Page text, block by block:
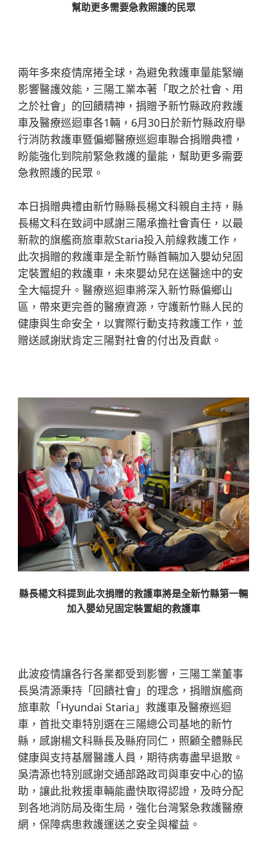
幫助更多需要急救照護的民眾
兩年多來疫情席捲全球，為避免救護車量能緊繃
影響醫護效能，三陽工業本著「取之於社會、用
之於社會」的回饋精神，捐贈予新竹縣政府救護
車及醫療巡迴車各1輛，6月30日於新竹縣政府舉
行消防救護車暨偏鄉醫療巡迴車聯合捐贈典禮，
盼能強化到院前緊急救護的量能，幫助更多需要
急救照護的民眾。
本日捐贈典禮由新竹縣縣長楊文科親自主持，縣
長楊文科在致詞中感謝三陽承擔社會責任，以最
新款的旗艦商旅車款Staria投入前線救護工作，
此次捐贈的救護車是全新竹縣首輛加入嬰幼兒固
定裝置組的救護車，未來嬰幼兒在送醫途中的安
全大幅提升。醫療巡迴車將深入新竹縣偏鄉山
區，帶來更完善的醫療資源，守護新竹縣人民的
健康與生命安全，以實際行動支持救護工作，並
贈送感謝狀肯定三陽對社會的付出及貢獻。
縣長楊文科提到此次捐贈的救護車將是全新竹縣第一輛
加入嬰幼兒固定裝置組的救護車
此波疫情讓各行各業都受到影響，三陽工業董事
長吳清源秉持「回饋社會」的理念，捐贈旗艦商
旅車款「Hyundai Staria」救護車及醫療巡迴
車，首批交車特別選在三陽總公司基地的新竹
縣，感謝楊文科縣長及縣府同仁，照顧全體縣民
健康與支持基層醫護人員，期待病毒盡早退散。
吳清源也特別感謝交通部路政司與車安中心的協
助，讓此批救援車輛能盡快取得認證，及時分配
到各地消防局及衛生局，強化台灣緊急救護醫療
網，保障病患救護運送之安全與權益。